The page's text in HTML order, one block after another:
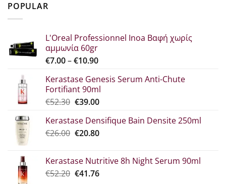
POPULAR
L'Oreal Professionnel Inoa Βαφή χωρίς
αμμωνία 60gr
€7.00–€10.90Price
€7.00
through
€10.90
Kerastase Genesis Serum Anti-Chute
Fortifiant 90ml
€52.30 Original
was:
€52.30.
€39.00Η
τιμή
είναι:
Kerastase Densifique Bain Densite 250ml
€26.00 Original
€26.00.
€20.80Η
είναι:
€20.80.
Kerastase Nutritive 8h Night Serum 90ml
€52.20 Original
€41.76Η